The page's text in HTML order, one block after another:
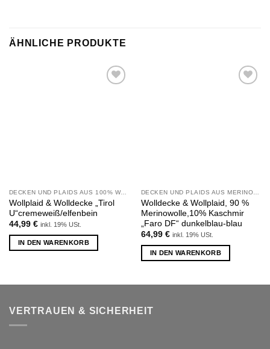
ÄHNLICHE PRODUKTE
DECKEN UND PLAIDS AUS 100% WOLLE
Wollplaid & Wolldecke „Tirol
U“cremeweiß/elfenbein
44,99 € inkl. 19% USt.
IN DEN WARENKORB
Wolldecke & Wollplaid, 90 %
Merinowolle,10% Kaschmir
„Faro DF“ dunkelblau-blau
64,99 € inkl. 19% USt.
IN DEN WARENKORB
VERTRAUEN & SICHERHEIT